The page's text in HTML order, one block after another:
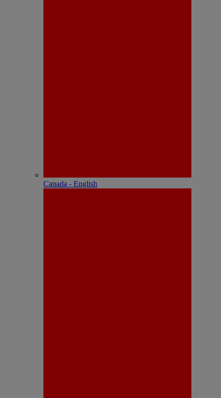
Canada - English